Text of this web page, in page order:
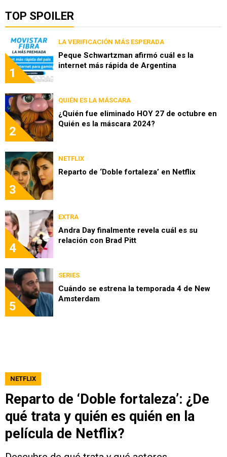
TOP SPOILER
1
LA VERIFICACIÓN MÁS ESPERADA
Peque Schwartzman afirmó cuál es la
internet más rápida de Argentina
2
QUIÉN ES LA MÁSCARA
¿Quién fue eliminado HOY 27 de octubre en
Quién es la máscara 2024?
3
NETFLIX
Reparto de ‘Doble fortaleza’ en Netflix
4
EXTRA
Andra Day finalmente revela cuál es su
relación con Brad Pitt
5
SERIES
Cuándo se estrena la temporada 4 de New
Amsterdam
NETFLIX
Reparto de ‘Doble fortaleza’: ¿De
qué trata y quién es quién en la
película de Netflix?